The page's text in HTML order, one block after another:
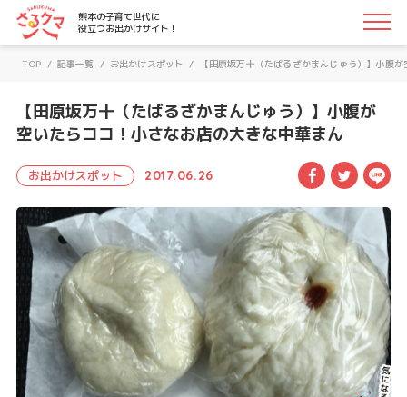
さるクマ-さるこう、熊本-｜熊本の子育て世代に役立つお
熊本の子育て世代に
役立つお出かけサイト！
TOP / 記事一覧 / お出かけスポット / 【田原坂万十（たばるざかまんじゅう）】小腹
【田原坂万十（たばるざかまんじゅう）】小腹が
空いたらココ！小さなお店の大きな中華まん
お出かけスポット 2017.06.26 Facebook